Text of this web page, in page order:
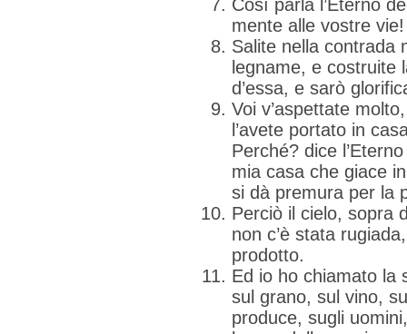
Così parla l’Eterno
mente alle vostre vie!
Salite nella contrada
legname, e costruite
d’essa, e sarò
Voi v’aspettate
l’avete portato in
Perché? dice
mia casa che giace
si dà premura per la
Perciò il cielo, sopra
non c’è stata
prodotto.
Ed io ho chiamato la
sul grano, sul vino,
produce, sugli